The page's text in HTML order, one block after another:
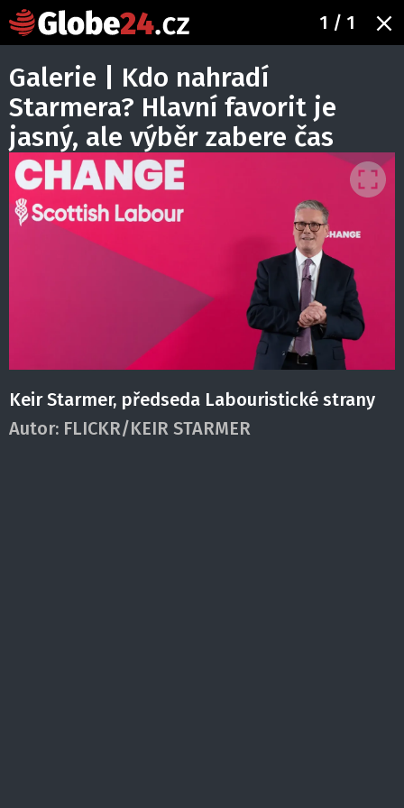
1 / 1
Galerie | Kdo nahradí
Starmera? Hlavní favorit je
jasný, ale výběr zabere čas
Keir Starmer, předseda Labouristické strany
Autor: FLICKR/KEIR STARMER